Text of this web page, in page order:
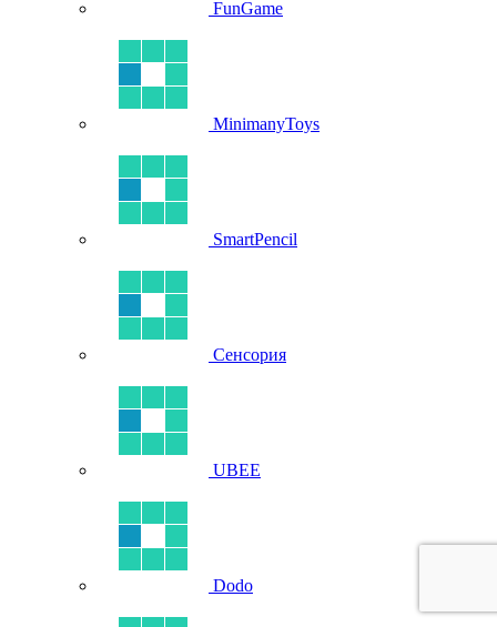
FunGame
MinimanyToys
SmartPencil
Сенсория
UBEE
Dodo